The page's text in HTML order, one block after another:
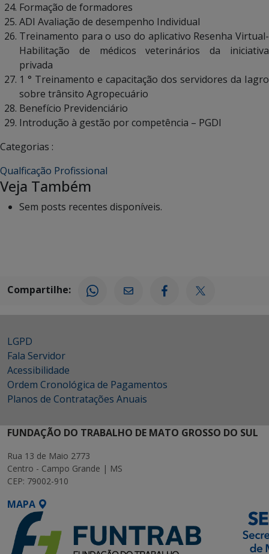
Formação de formadores
ADI Avaliação de desempenho Individual
Treinamento para o uso do aplicativo Resenha Virtual-
Habilitação de médicos veterinários da iniciativa
privada
1 ° Treinamento e capacitação dos servidores da Iagro
sobre trânsito Agropecuário
Benefício Previdenciário
Introdução à gestão por competência – PGDI
Categorias :
Qualficação Profissional
Veja Também
Sem posts recentes disponíveis.
Compartilhe:
LGPD
Fala Servidor
Acessibilidade
Ordem Cronológica de Pagamentos
Planos de Contratações Anuais
FUNDAÇÃO DO TRABALHO DE MATO GROSSO DO SUL
Rua 13 de Maio 2773
Centro - Campo Grande | MS
CEP: 79002-910
MAPA